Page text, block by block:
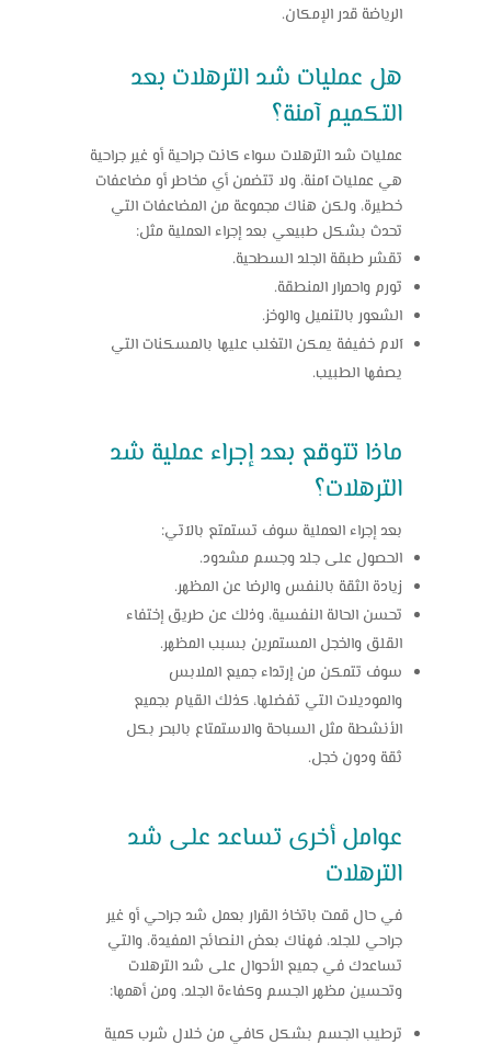
الرياضة قدر الإمكان.
هل عمليات شد الترهلات بعد
التكميم آمنة؟
عمليات شد الترهلات سواء كانت جراحية أو غير جراحية
هي عمليات آمنة، ولا تتضمن أي مخاطر أو مضاعفات
خطيرة، ولكن هناك مجموعة من المضاعفات التي
تحدث بشكل طبيعي بعد إجراء العملية مثل:
تقشر طبقة الجلد السطحية.
تورم واحمرار المنطقة.
الشعور بالتنميل والوخز.
آلام خفيفة يمكن التغلب عليها بالمسكنات التي
يصفها الطبيب.
ماذا تتوقع بعد إجراء عملية شد
الترهلات؟
بعد إجراء العملية سوف تستمتع بالآتي:
الحصول على جلد وجسم مشدود.
زيادة الثقة بالنفس والرضا عن المظهر.
تحسن الحالة النفسية، وذلك عن طريق إختفاء
القلق والخجل المستمرين بسبب المظهر.
سوف تتمكن من إرتداء جميع الملابس
والموديلات التي تفضلها، كذلك القيام بجميع
الأنشطة مثل السباحة والاستمتاع بالبحر بكل
ثقة ودون خجل.
عوامل أخرى تساعد على شد
الترهلات
في حال قمت باتخاذ القرار بعمل شد جراحي أو غير
جراحي للجلد، فهناك بعض النصائح المفيدة، والتي
تساعدك في جميع الأحوال على شد الترهلات
وتحسين مظهر الجسم وكفاءة الجلد، ومن أهمها:
ترطيب الجسم بشكل كافي من خلال شرب كمية